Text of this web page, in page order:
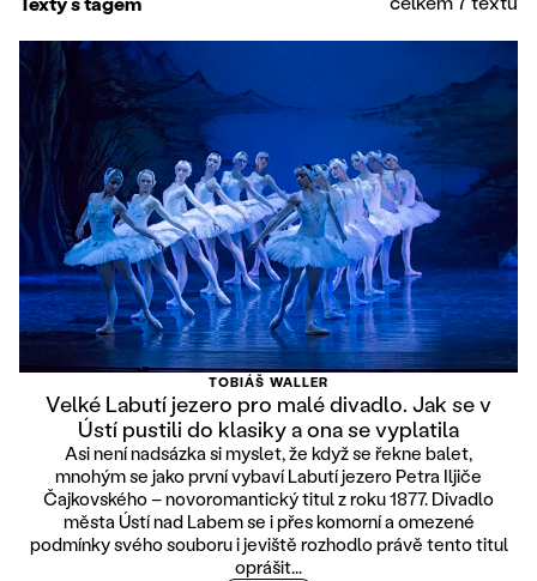
TOBIÁŠ WALLER
Velké Labutí jezero pro malé divadlo. Jak se v
Ústí pustili do klasiky a ona se vyplatila
Asi není nadsázka si myslet, že když se řekne balet,
mnohým se jako první vybaví Labutí jezero Petra Iljiče
Čajkovského – novoromantický titul z roku 1877. Divadlo
města Ústí nad Labem se i přes komorní a omezené
podmínky svého souboru i jeviště rozhodlo právě tento titul
oprášit...